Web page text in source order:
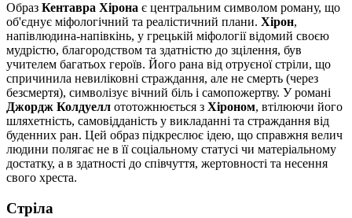
Образ Кентавра Хірона є центральним символом роману, що
об'єднує міфологічний та реалістичний плани. Хірон,
напівлюдина-напівкінь, у грецькій міфології відомий своєю
мудрістю, благородством та здатністю до зцілення, був
учителем багатьох героїв. Його рана від отруєної стріли, що
спричинила невиліковні страждання, але не смерть (через
безсмертя), символізує вічний біль і самопожертву. У романі
Джордж Колдуелл ототожнюється з Хіроном, втілюючи його
шляхетність, самовідданість у викладанні та страждання від
буденних ран. Цей образ підкреслює ідею, що справжня велич
людини полягає не в її соціальному статусі чи матеріальному
достатку, а в здатності до співчуття, жертовності та несення
свого хреста.
Стріла